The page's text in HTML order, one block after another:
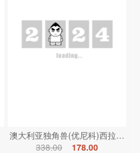
澳大利亚独角兽(优尼科)西拉红葡
338.00
178.00